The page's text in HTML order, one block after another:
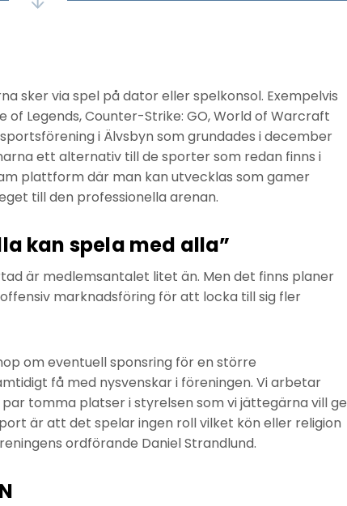
sker via spel på dator eller spelkonsol. Exempelvis
of Legends, Counter-Strike: GO, World of Warcraft
i Älvsbyn som grundades i december
ett alternativ till de sporter som redan finns i
plattform där man kan utvecklas som gamer
till den professionella arenan.
kan spela med alla”
är medlemsantalet litet än. Men det finns planer
marknadsföring för att locka till sig fler
om eventuell sponsring för en större
få med nysvenskar i föreningen. Vi arbetar
tomma platser i styrelsen som vi jättegärna vill ge
är att det spelar ingen roll vilket kön eller religion
ordförande Daniel Strandlund.